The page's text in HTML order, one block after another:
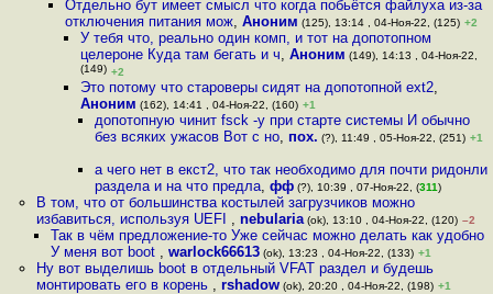
Отдельно бут имеет смысл что когда побьётся файлуха из-за
отключения питания мож,Аноним (125), 13:14 , 04-Ноя-22, (125) +2
У тебя что, реально один комп, и тот на допотопном
целероне Куда там бегать и ч, Аноним (149), 14:13 , 04-Ноя-22,
(149) +2
Это потому что староверы сидят на допотопной ext2,
Аноним (162), 14:41 , 04-Ноя-22, (160) +1
допотопную чинит fsck -y при старте системы И обычно
без всяких ужасов Вот с но, пох. (?), 11:49 , 05-Ноя-22, (251) +1
а чего нет в екст2, что так необходимо для почти ридонли
раздела и на что предла, фф(?), 10:39 , 07-Ноя-22, (311)
В том, что от большинства костылей загрузчиков можно
избавиться, используя UEFI , nebularia(ok), 13:10 , 04-Ноя-22, (120) –2
Так в чём предложение-то Уже сейчас можно делать как удобно
У меня вот boot , warlock66613(ok), 13:23 , 04-Ноя-22, (133) +1
Ну вот выделишь boot в отдельный VFAT раздел и будешь
монтировать его в корень , rshadow(ok), 20:20 , 04-Ноя-22, (198) +1